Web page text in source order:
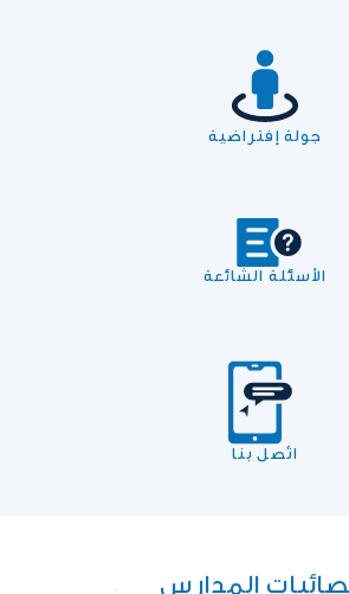
جولة إفتراضية
الأسئلة الشائعة
اتّصل بنا
المدارس